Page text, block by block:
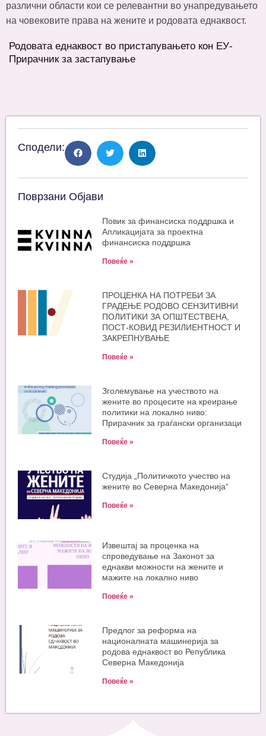
различни области кои се релевантни во унапредувањето
на човековите права на жените и родовата еднаквост.
Родовата еднаквост во пристапувањето кон ЕУ-
Прирачник за застапувањe
Сподели:
Поврзани Објави
Повик за финансиска поддршка и
Апликацијата за проектна
финансиска поддршка
Повеќе »
ПРОЦЕНКА НА ПОТРЕБИ ЗА
ГРАДЕЊЕ РОДОВО СЕНЗИТИВНИ
ПОЛИТИКИ ЗА ОПШТЕСТВЕНА,
ПОСТ-КОВИД РЕЗИЛИЕНТНОСТ И
ЗАКРЕПНУВАЊЕ
Повеќе »
Зголемување на учеството на
жените во процесите на креирање
политики на локално ниво:
Прирачник за граѓански организаци
Повеќе »
Студија „Политичкото учество на
жените во Северна Македонија“
Повеќе »
Извештај за проценка на
спроведување на Законот за
еднакви можности на жените и
мажите на локално ниво
Повеќе »
Предлог за реформа на
националната машинерија за
родова еднаквост во Република
Северна Македонија
Повеќе »